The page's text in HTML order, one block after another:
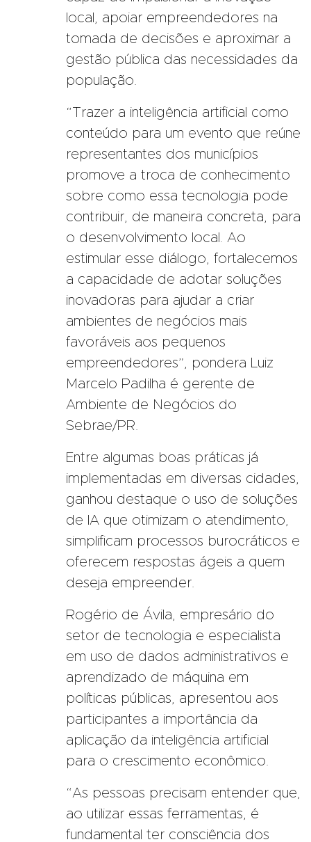
local, apoiar empreendedores na
tomada de decisões e aproximar a
gestão pública das necessidades da
população.
“Trazer a inteligência artificial como
conteúdo para um evento que reúne
representantes dos municípios
promove a troca de conhecimento
sobre como essa tecnologia pode
contribuir, de maneira concreta, para
o desenvolvimento local. Ao
estimular esse diálogo, fortalecemos
a capacidade de adotar soluções
inovadoras para ajudar a criar
ambientes de negócios mais
favoráveis aos pequenos
empreendedores”, pondera Luiz
Marcelo Padilha é gerente de
Ambiente de Negócios do
Sebrae/PR.
Entre algumas boas práticas já
implementadas em diversas cidades,
ganhou destaque o uso de soluções
de IA que otimizam o atendimento,
simplificam processos burocráticos e
oferecem respostas ágeis a quem
deseja empreender.
Rogério de Ávila, empresário do
setor de tecnologia e especialista
em uso de dados administrativos e
aprendizado de máquina em
políticas públicas, apresentou aos
participantes a importância da
aplicação da inteligência artificial
para o crescimento econômico.
“As pessoas precisam entender que,
ao utilizar essas ferramentas, é
fundamental ter consciência dos